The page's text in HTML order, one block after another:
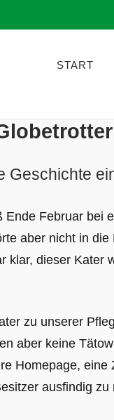
START
Geschichte
Ende Februar bei
aber nicht in
klar, dieser Kater
zu unserer
aber keine
Homepage,
ausfindig zu